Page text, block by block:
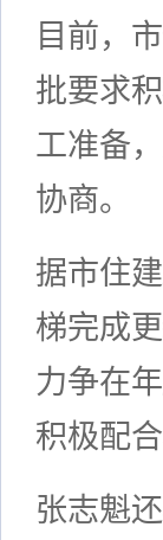
目前，
批要求
工准备
协商。
据市住
梯完成
力争在
积极配
张志魁